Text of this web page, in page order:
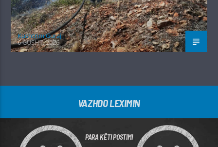
Kushtrim Guraj
6 GUSHT, 2026
VAZHDO LEXIMIN
PARA KËTI POSTIMI